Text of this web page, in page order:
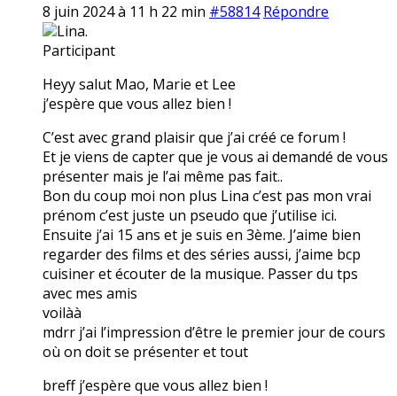
8 juin 2024 à 11 h 22 min #58814 Répondre
Lina.
Participant
Heyy salut Mao, Marie et Lee
j’espère que vous allez bien !
C’est avec grand plaisir que j’ai créé ce forum !
Et je viens de capter que je vous ai demandé de vous
présenter mais je l’ai même pas fait..
Bon du coup moi non plus Lina c’est pas mon vrai
prénom c’est juste un pseudo que j’utilise ici.
Ensuite j’ai 15 ans et je suis en 3ème. J’aime bien
regarder des films et des séries aussi, j’aime bcp
cuisiner et écouter de la musique. Passer du tps
avec mes amis
voilàà
mdrr j’ai l’impression d’être le premier jour de cours
où on doit se présenter et tout
breff j’espère que vous allez bien !